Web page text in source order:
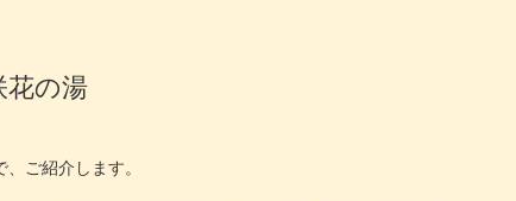
花の湯
ご紹介します。